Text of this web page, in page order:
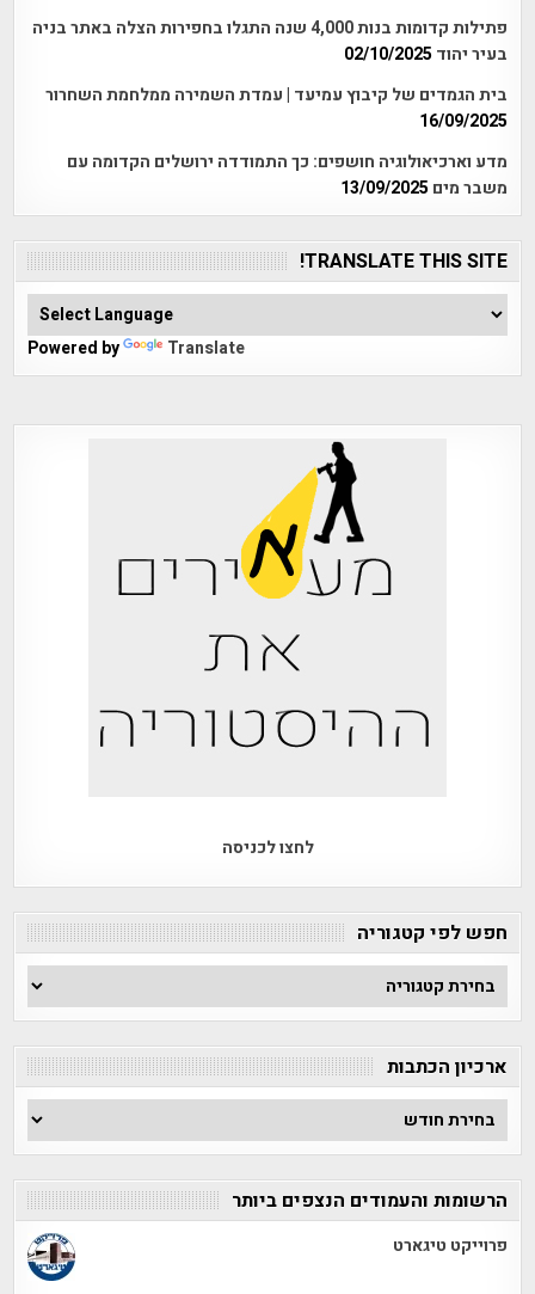
פתילות קדומות בנות 4,000 שנה התגלו בחפירות הצלה באתר בניה
בעיר יהוד 02/10/2025
בית הגמדים של קיבוץ עמיעד | עמדת השמירה ממלחמת השחרור
16/09/2025
מדע וארכיאולוגיה חושפים: כך התמודדה ירושלים הקדומה עם
משבר מים 13/09/2025
TRANSLATE THIS SITE!
Powered by Translate
לחצו לכניסה
חפש לפי קטגוריה
חפש
לפי
ארכיון הכתבות
ארכיון
הכתבות
הרשומות והעמודים הנצפים ביותר
פרוייקט טיגארט